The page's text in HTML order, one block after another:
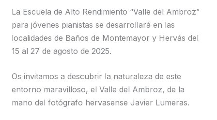
La Escuela de Alto Rendimiento “Valle del Ambroz”
para jóvenes pianistas se desarrollará en las
localidades de Baños de Montemayor y Hervás del
15 al 27 de agosto de 2025.
Os invitamos a descubrir la naturaleza de este
entorno maravilloso, el Valle del Ambroz, de la
mano del fotógrafo hervasense Javier Lumeras.